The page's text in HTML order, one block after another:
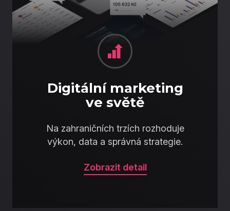
Digitální marketing
ve světě
Na zahraničních trzích rozhoduje
výkon, data a správná strategie.
Zobrazit detail